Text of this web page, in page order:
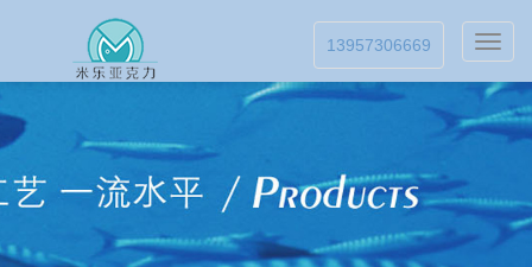
13957306669